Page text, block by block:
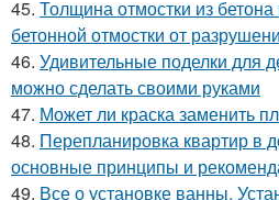
45. Толщина отмостки из
бетонной отмостки от
46. Удивительные поделки для
можно сделать своими руками
47. Может ли краска заменить
48. Перепланировка квартир в
основные принципы и
49. Все о установке ванны.